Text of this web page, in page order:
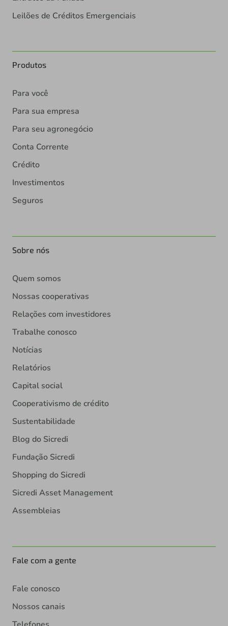
Leilões de Créditos Emergenciais
Produtos
Para você
Para sua empresa
Para seu agronegócio
Conta Corrente
Crédito
Investimentos
Seguros
Sobre nós
Quem somos
Nossas cooperativas
Relações com investidores
Trabalhe conosco
Notícias
Relatórios
Capital social
Cooperativismo de crédito
Sustentabilidade
Blog do Sicredi
Fundação Sicredi
Shopping do Sicredi
Sicredi Asset Management
Assembleias
Fale com a gente
Fale conosco
Nossos canais